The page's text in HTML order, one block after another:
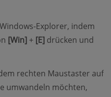
Explorer, indem
[Win] + [E] drücken und
rechten Maustaster auf
umwandeln möchten,